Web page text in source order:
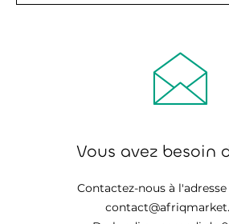
Vous avez besoin
Contactez-nous à